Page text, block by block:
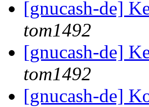
[gnucash-de]
tom1492
[gnucash-de]
tom1492
[gnucash-de]